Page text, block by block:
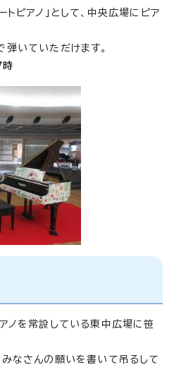
トピアノ」として、中央広場にピア
いていただけます。
時
ノを常設している東中広場に笹
なさんの願いを書いて吊るして